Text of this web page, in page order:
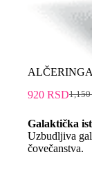
ALČERINGA
1,150
920 RSD
Galaktička
Uzbudljiva
čovečanstva.